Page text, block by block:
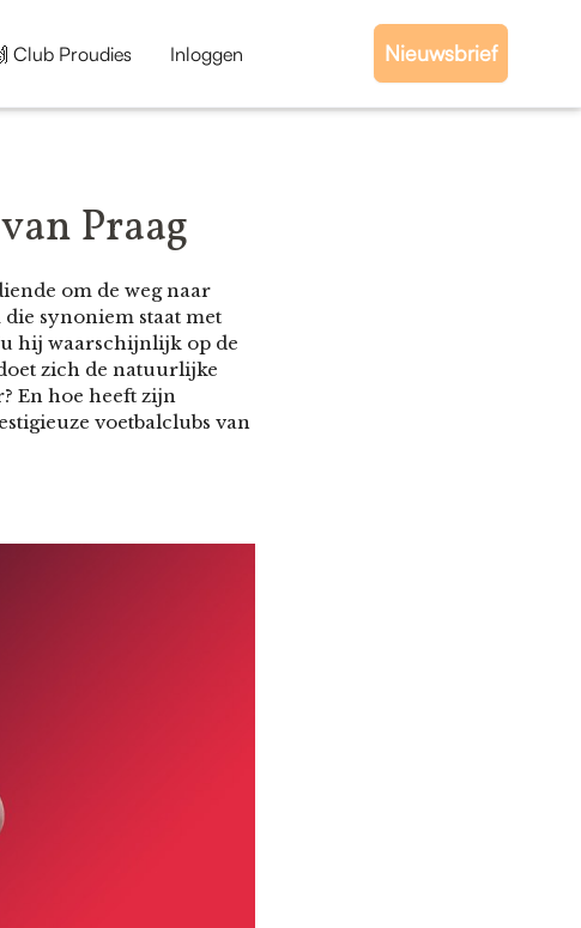
Club Proudies Inloggen Nieuwsbrief
Praag
om de weg naar
synoniem staat met
hij waarschijnlijk op de
zich de natuurlijke
En hoe heeft zijn
voetbalclubs van